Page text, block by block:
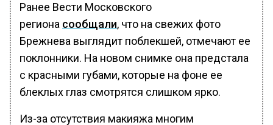
Ранее Вести Московского
региона сообщали, что на свежих фото
Брежнева выглядит поблекшей, отмечают ее
поклонники. На новом снимке она предстала
с красными губами, которые на фоне ее
блеклых глаз смотрятся слишком ярко.
Из-за отсутствия макияжа многим